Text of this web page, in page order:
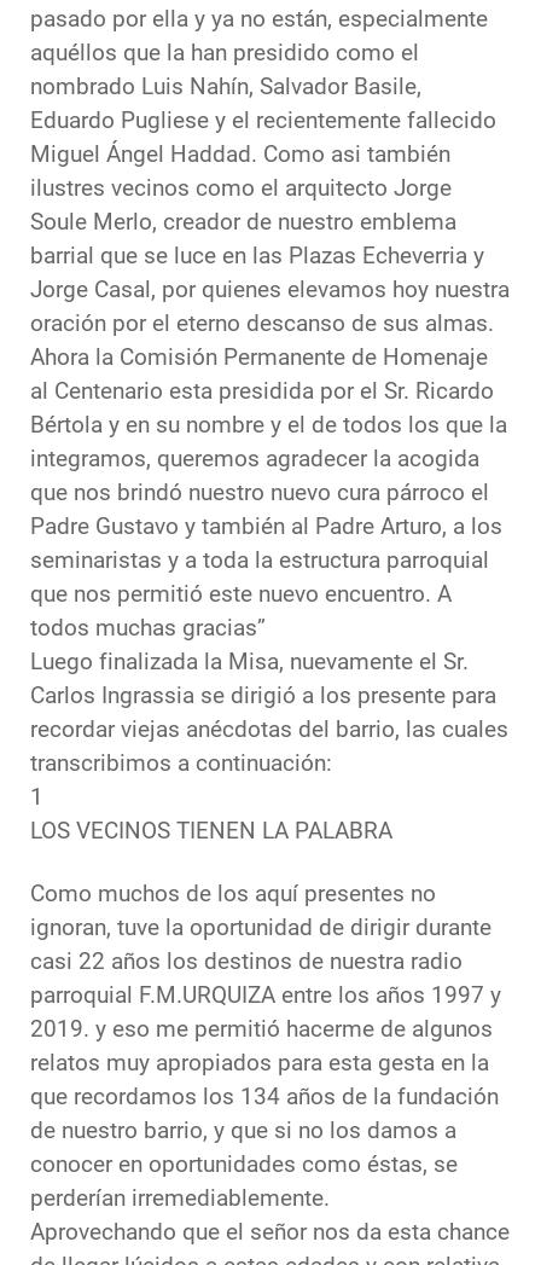
pasado por ella y ya no están, especialmente
aquéllos que la han presidido como el
nombrado Luis Nahín, Salvador Basile,
Eduardo Pugliese y el recientemente fallecido
Miguel Ángel Haddad. Como asi también
ilustres vecinos como el arquitecto Jorge
Soule Merlo, creador de nuestro emblema
barrial que se luce en las Plazas Echeverria y
Jorge Casal, por quienes elevamos hoy nuestra
oración por el eterno descanso de sus almas.
Ahora la Comisión Permanente de Homenaje
al Centenario esta presidida por el Sr. Ricardo
Bértola y en su nombre y el de todos los que la
integramos, queremos agradecer la acogida
que nos brindó nuestro nuevo cura párroco el
Padre Gustavo y también al Padre Arturo, a los
seminaristas y a toda la estructura parroquial
que nos permitió este nuevo encuentro. A
todos muchas gracias”
Luego finalizada la Misa, nuevamente el Sr.
Carlos Ingrassia se dirigió a los presente para
recordar viejas anécdotas del barrio, las cuales
transcribimos a continuación:
1
LOS VECINOS TIENEN LA PALABRA
Como muchos de los aquí presentes no
ignoran, tuve la oportunidad de dirigir durante
casi 22 años los destinos de nuestra radio
parroquial F.M.URQUIZA entre los años 1997 y
2019. y eso me permitió hacerme de algunos
relatos muy apropiados para esta gesta en la
que recordamos los 134 años de la fundación
de nuestro barrio, y que si no los damos a
conocer en oportunidades como éstas, se
perderían irremediablemente.
Aprovechando que el señor nos da esta chance